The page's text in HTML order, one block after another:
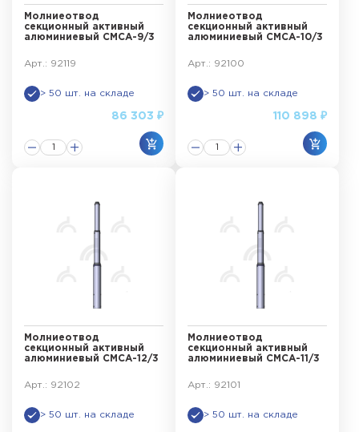
Молниеотвод
секционный активный
алюминиевый СМСА-9/3
Арт.: 92119
> 50 шт. на складе
86 303 ₽
Молниеотвод
секционный активный
алюминиевый СМСА-10/3
Арт.: 92100
> 50 шт. на складе
110 898 ₽
Молниеотвод
секционный активный
алюминиевый СМСА-12/3
Арт.: 92102
> 50 шт. на складе
Молниеотвод
секционный активный
алюминиевый СМСА-11/3
Арт.: 92101
> 50 шт. на складе